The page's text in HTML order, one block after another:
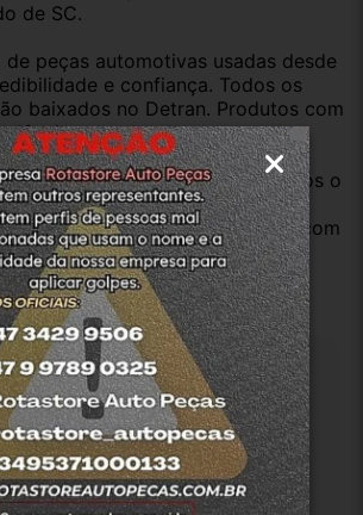
de SC.
de peças automotivas usadas desde
e confiança. Todos os
baixados no Detran. Produtos com
ou compra e atenderemos o
retirada dos produtos em
basta entrar em contato com
tiramos suas dúvidas.
Especificações
Chevrolet
2-4-9688
Corsa